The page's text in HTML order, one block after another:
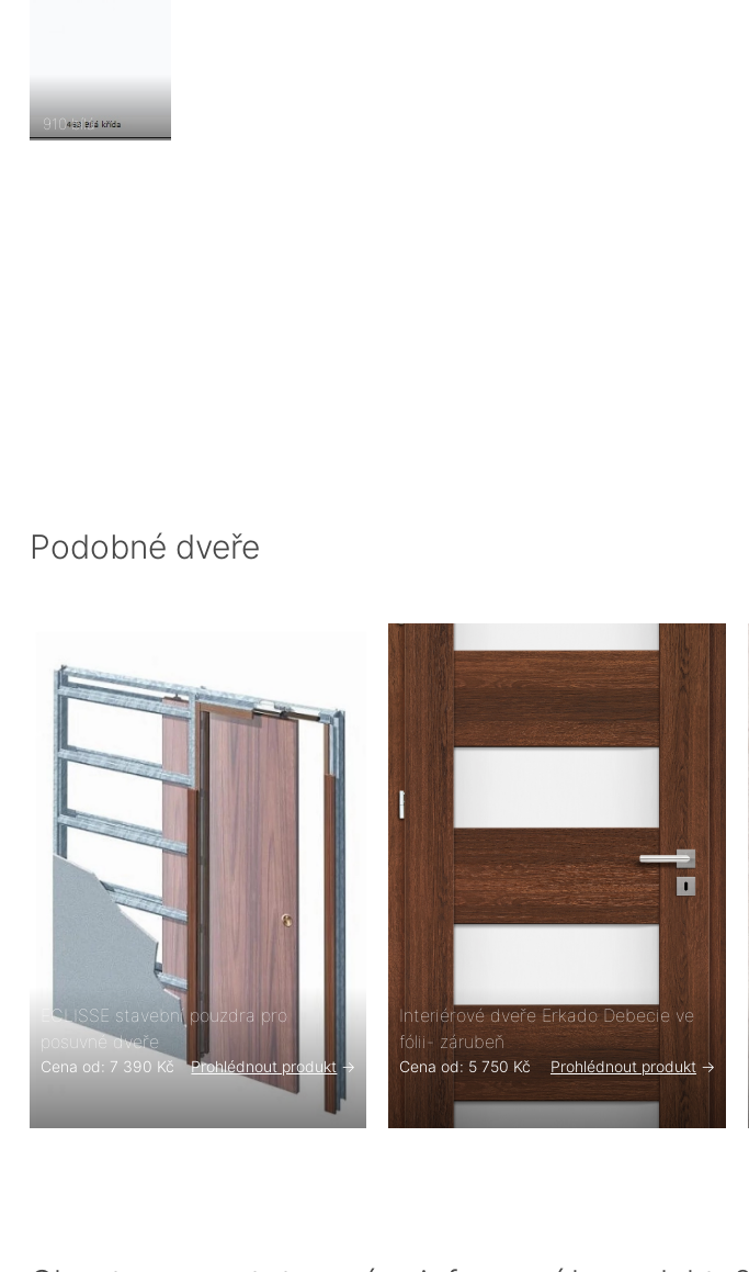
910 bílá
Podobné dveře
ECLISSE stavební pouzdra pro
posuvné dveře
Cena od: 7 390 Kč Prohlédnout produkt ->
Interiérové dveře Erkado Debecie ve
fólii- zárubeň
Cena od: 5 750 Kč Prohlédnout produkt->